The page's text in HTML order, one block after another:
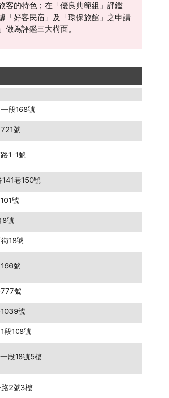
客的特色；在「優良典範組」評鑑
「好客民宿」及「環保旅館」之申請
為評鑑三大構面。
段168號
號
1-1號
巷150號
號
8號
18號
號
號
號
段108號
段18號5樓
2號3樓